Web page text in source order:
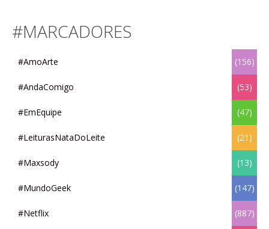
#MARCADORES
#AmoArte (156)
#AndaComigo (53)
#EmEquipe (47)
#LeiturasNataDoLeite (21)
#Maxsody (13)
#MundoGeek (147)
#Netflix (887)